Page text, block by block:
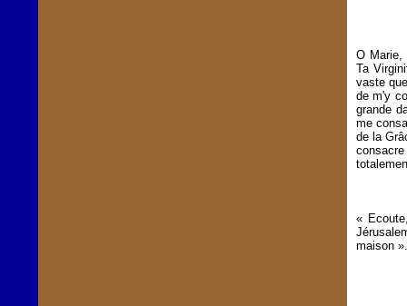
O Marie,
Ta
vaste
de m'y
grande
me
de la
«
maison ».